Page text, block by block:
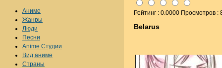
Рейтинг : 0.0000 Просмотров :
Belarus
Аниме
Жанры
Люди
Песни
Anime Студии
Вид аниме
Страны